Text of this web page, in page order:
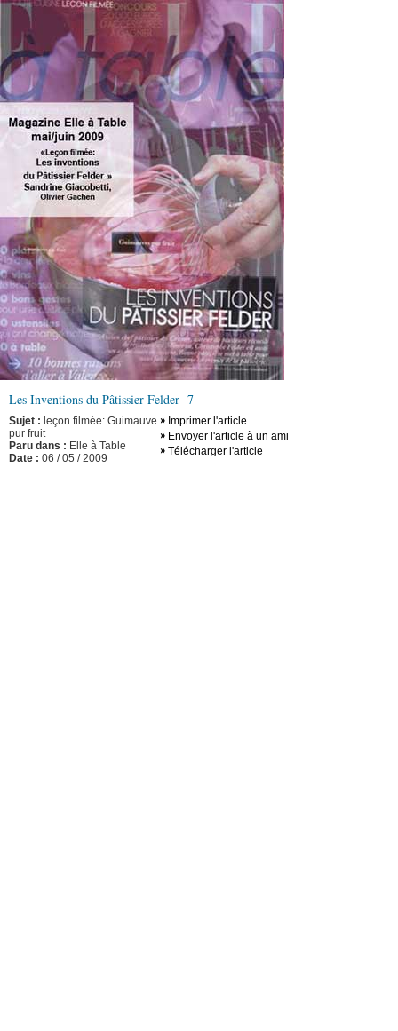
Les Inventions du Pâtissier Felder -7-
Sujet : leçon filmée: Guimauve
pur fruit
Paru dans : Elle à Table
Date : 06 / 05 / 2009
Imprimer l'article
Envoyer l'article à un ami
Télécharger l'article